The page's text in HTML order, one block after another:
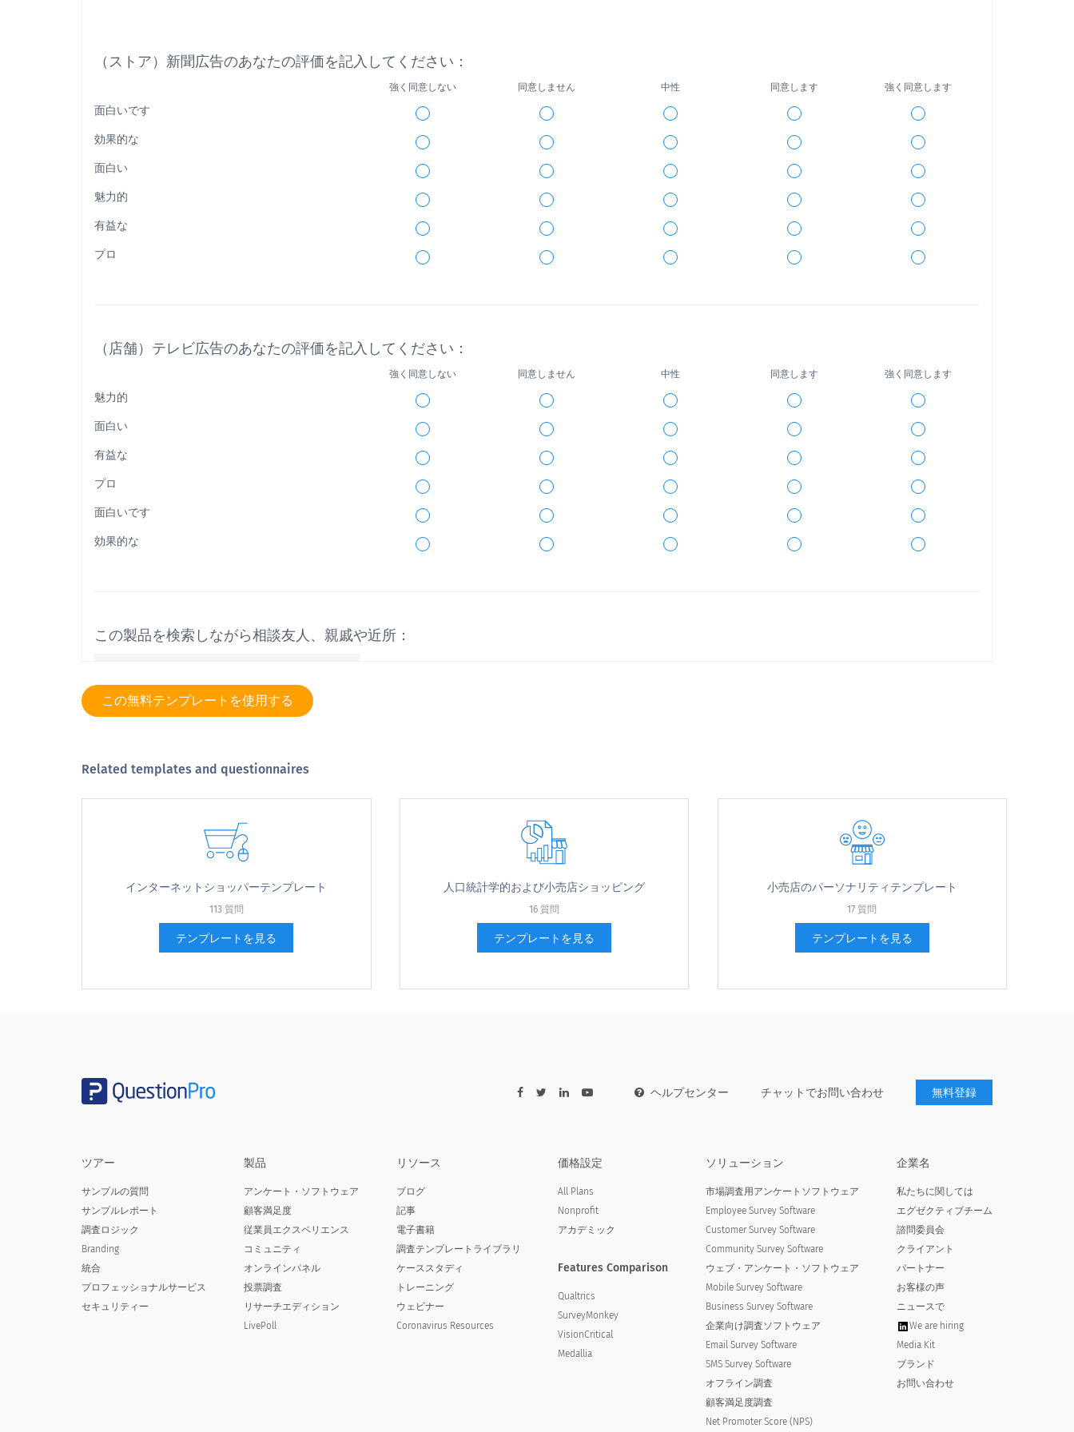
（ストア）新聞広告のあなたの評価を記入してください：
強く同意しない 同意しません 中性 同意します 強く同意します
面白いです
効果的な
面白い
魅力的
有益な
プロ
（店舗）テレビ広告のあなたの評価を記入してください：
強く同意しない 同意しません 中性 同意します 強く同意します
魅力的
面白い
有益な
プロ
面白いです
効果的な
この製品を検索しながら相談友人、親戚や近所：
あなたが購入した製品のためのあなたの検索時に覚えて新聞や雑誌の広告：
新聞
マガジン
無線
他の
この無料テンプレートを使用する
Related templates and questionnaires
インターネットショッパーテンプレート
113 質問
テンプレートを見る
人口統計学的および小売店ショッピング
16 質問
テンプレートを見る
小売店のパーソナリティテンプレート
17 質問
テンプレートを見る
ヘルプセンター チャットでお問い合わせ 無料登録
ツアー
サンプルの質問
サンプルレポート
調査ロジック
Branding
統合
プロフェッショナルサービス
セキュリティー
製品
アンケート・ソフトウェア
顧客満足度
従業員エクスペリエンス
コミュニティ
オンラインパネル
投票調査
リサーチエディション
LivePoll
リソース
ブログ
記事
電子書籍
調査テンプレートライブラリ
ケーススタディ
トレーニング
ウェビナー
Coronavirus Resources
価格設定
All Plans
Nonprofit
アカデミック
Features Comparison
Qualtrics
SurveyMonkey
VisionCritical
Medallia
ソリューション
市場調査用アンケートソフトウェア
Employee Survey Software
Customer Survey Software
Community Survey Software
ウェブ・アンケート・ソフトウェア
Mobile Survey Software
Business Survey Software
企業向け調査ソフトウェア
Email Survey Software
SMS Survey Software
オフライン調査
顧客満足度調査
Net Promoter Score (NPS)
企業名
私たちに関しては
エグゼクティブチーム
諮問委員会
クライアント
パートナー
お客様の声
ニュースで
We are hiring
Media Kit
ブランド
お問い合わせ